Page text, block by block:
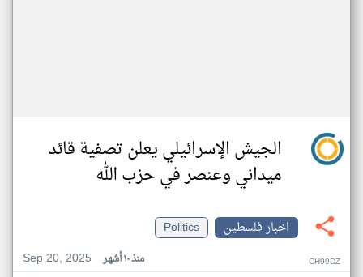
الجيش الإسرائيلي يعلن تصفية قائد
ميداني وعنصر في حزب الله
اخبار فلسطين
Politics
Sep 20, 2025
منذ ١٠ أشهر CH99DZ